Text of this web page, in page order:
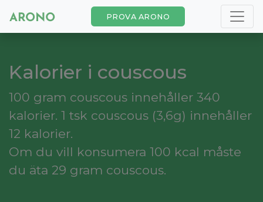
PROVA ARONO
Kalorier i couscous
100 gram couscous innehåller 340
kalorier. 1 tsk couscous (3,6g) innehåller
12 kalorier.
Om du vill konsumera 100 kcal måste
du äta 29 gram couscous.